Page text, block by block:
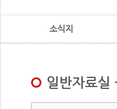
소식지
일반자료실